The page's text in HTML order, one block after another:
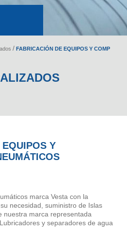
FABRICACIÓN DE EQUIPOS Y COMPONENTES NEUMÁTICOS
Y
marca Vesta con la
necesidad, suministro de Islas
nuestra marca representada
y separadores de agua